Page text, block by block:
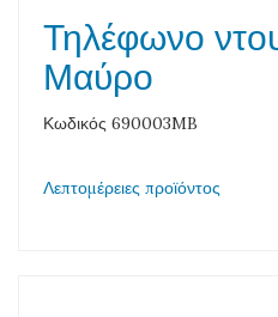
Τηλέφωνο
Μαύρο
Κωδικός 690003MB
Λεπτομέρειες προϊόντος